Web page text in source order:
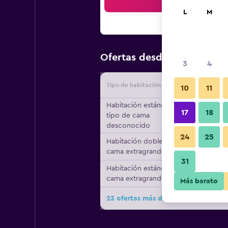
Ofertas desde Oferta
Tipo de habitación
Habitación estándar,
tipo de cama
desconocido
Habitación doble, 1
cama extragrande
Habitación estándar, 1
cama extragrande
23 ofertas más de Red Roof Inn
L M
3 4
10 11
17 18
24 25
31
Más barato